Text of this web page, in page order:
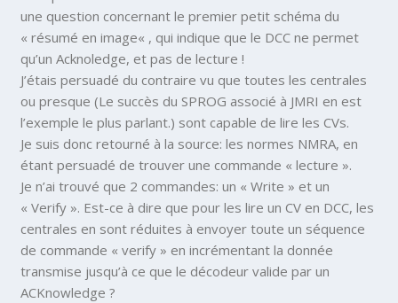
une question concernant le premier petit schéma du
«résumé en image« , qui indique que le DCC ne permet
qu’un Acknoledge, et pas de lecture !
J’étais persuadé du contraire vu que toutes les centrales
ou presque (Le succès du SPROG associé à JMRI en est
l’exemple le plus parlant.) sont capable de lire les CVs.
Je suis donc retourné à la source: les normes NMRA, en
étant persuadé de trouver une commande « lecture ».
Je n’ai trouvé que 2 commandes: un « Write » et un
« Verify ». Est-ce à dire que pour les lire un CV en DCC, les
centrales en sont réduites à envoyer toute un séquence
de commande « verify » en incrémentant la donnée
transmise jusqu’à ce que le décodeur valide par un
ACKnowledge ?